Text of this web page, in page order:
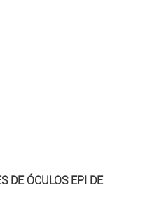
DE ÓCULOS EPI DE